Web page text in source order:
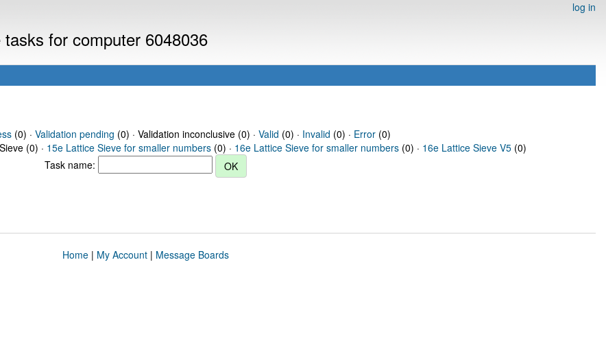
log in
for computer 6048036
(0) · Validation pending (0) · Validation inconclusive (0) · Valid (0) · Invalid (0) · Error(0)
(0) · 15e Lattice Sieve for smaller numbers (0) · 16e Lattice Sieve for smaller numbers (0) · 16e Lattice Sieve V5 (0)
Task name:
Home| My Account| Message Boards